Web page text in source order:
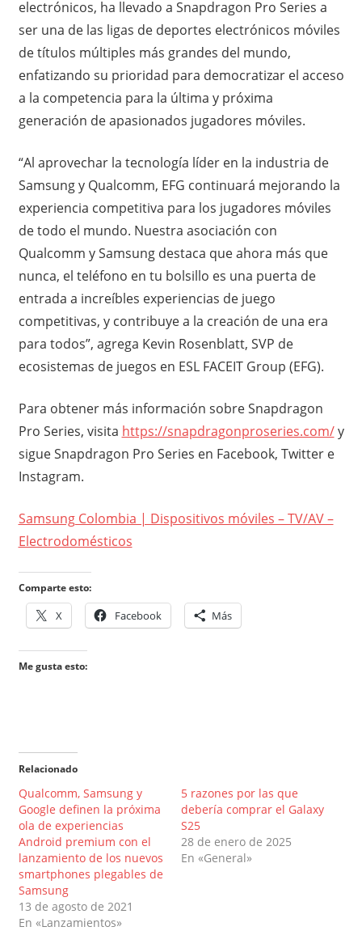
electrónicos, ha llevado a Snapdragon Pro Series a
ser una de las ligas de deportes electrónicos móviles
de títulos múltiples más grandes del mundo,
enfatizando su prioridad para democratizar el acceso
a la competencia para la última y próxima
generación de apasionados jugadores móviles.
“Al aprovechar la tecnología líder en la industria de
Samsung y Qualcomm, EFG continuará mejorando la
experiencia competitiva para los jugadores móviles
de todo el mundo. Nuestra asociación con
Qualcomm y Samsung destaca que ahora más que
nunca, el teléfono en tu bolsillo es una puerta de
entrada a increíbles experiencias de juego
competitivas, y contribuye a la creación de una era
para todos”, agrega Kevin Rosenblatt, SVP de
ecosistemas de juegos en ESL FACEIT Group (EFG).
Para obtener más información sobre Snapdragon
Pro Series, visita https://snapdragonproseries.com/y
sigue Snapdragon Pro Series en Facebook, Twitter e
Instagram.
Samsung Colombia | Dispositivos móviles – TV/AV –
Electrodomésticos
Comparte esto:
X Facebook Más
Me gusta esto:
Relacionado
Qualcomm, Samsung y
Google definen la próxima
ola de experiencias
Android premium con el
lanzamiento de los nuevos
smartphones plegables de
Samsung
13 de agosto de 2021
En «Lanzamientos»
5 razones por las que
debería comprar el Galaxy
S25
28 de enero de 2025
En «General»